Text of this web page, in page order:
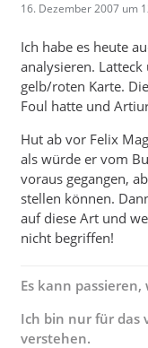
16. Dezember 2007 um
Ich habe es heute
analysieren.
gelb/roten Karte.
Foul hatte und
Hut ab vor Felix
als würde er vom
voraus gegangen,
stellen können.
auf diese Art und
nicht begriffen!
Es kann
Ich bin nur für das
verstehen.